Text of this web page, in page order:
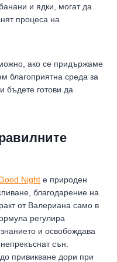
и ядки, могат да
процеса на
ако се придържаме
благоприятна среда за
бъдете готови да
Night е природен
благодарение на
от Валериана само в
регулира
и освобождава
сън.
привикване дори при